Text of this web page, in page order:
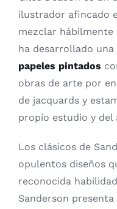
ilustrador afincado
mezclar
ha desarrollado
papeles pintados
obras de arte por
de jacquards y
propio estudio y del
Los clásicos de
opulentos diseños
reconocida
Sanderson